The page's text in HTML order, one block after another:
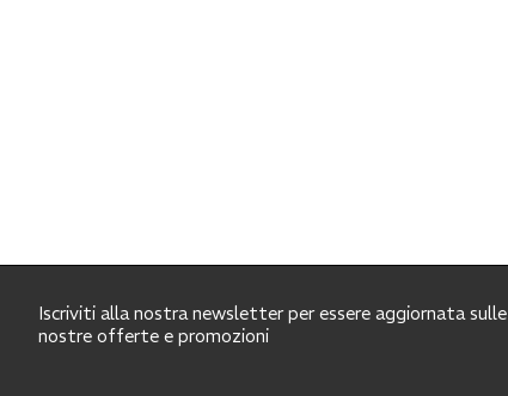
Iscriviti alla nostra newsletter per essere aggiornata sulle
nostre offerte e promozioni